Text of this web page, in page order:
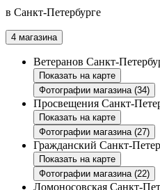
в Санкт-Петербурге
4 магазина
Ветеранов Санкт-
Показать на карте
Фотографии магазина (34)
Просвещения Санкт-
Показать на карте
Фотографии магазина (27)
Гражданский Санкт-
Показать на карте
Фотографии магазина (22)
Ломоносовская Санкт-